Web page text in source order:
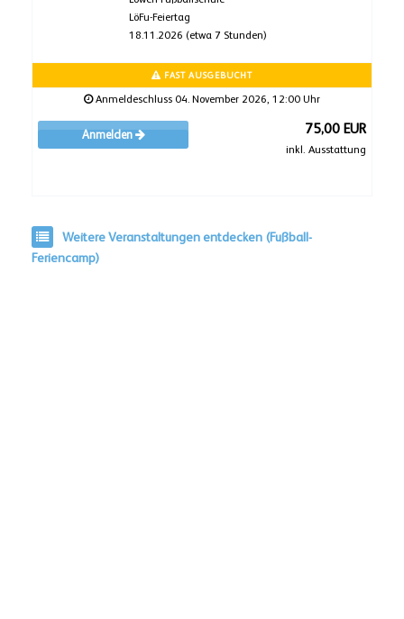
LöFu-Feiertag
18.11.2026 (etwa 7 Stunden)
FAST AUSGEBUCHT
Anmeldeschluss 04. November 2026, 12:00 Uhr
Anmelden 75,00 EUR
inkl. Ausstattung
Weitere Veranstaltungen entdecken (Fußball-
Feriencamp)